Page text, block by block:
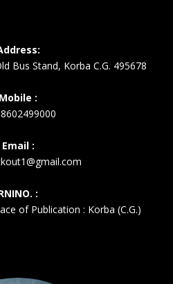
Bus Stand, Korba C.G. 495678
Mobile :
Email :
:
of Publication : Korba (C.G.)